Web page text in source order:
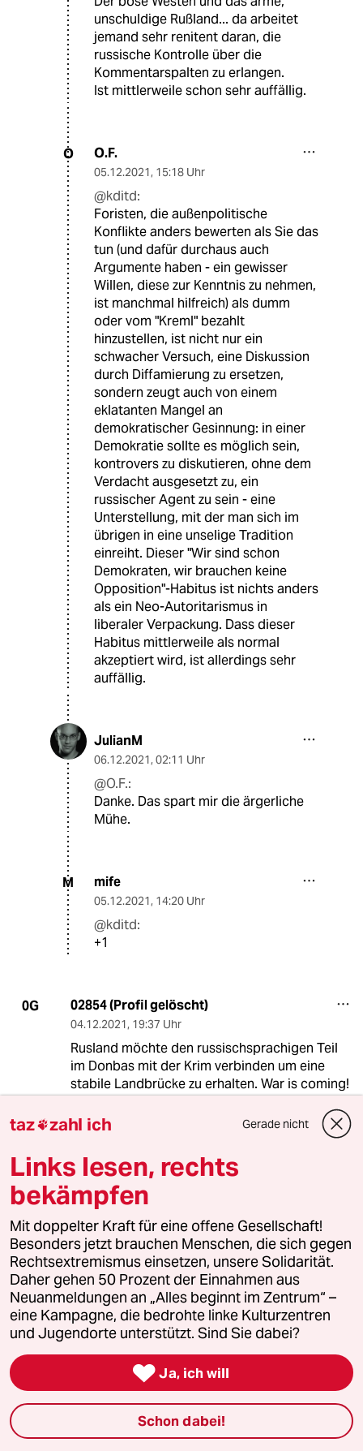
unschuldige Rußland... da arbeitet
jemand sehr renitent daran, die
russische Kontrolle über die
Kommentarspalten zu erlangen.
Ist mittlerweile schon sehr auffällig.
O O.F.
05.12.2021, 15:18 Uhr
@kditd:
Foristen, die außenpolitische
Konflikte anders bewerten als Sie das
tun (und dafür durchaus auch
Argumente haben - ein gewisser
Willen, diese zur Kenntnis zu nehmen,
ist manchmal hilfreich) als dumm
oder vom "Kreml" bezahlt
hinzustellen, ist nicht nur ein
schwacher Versuch, eine Diskussion
durch Diffamierung zu ersetzen,
sondern zeugt auch von einem
eklatanten Mangel an
demokratischer Gesinnung: in einer
Demokratie sollte es möglich sein,
kontrovers zu diskutieren, ohne dem
Verdacht ausgesetzt zu, ein
russischer Agent zu sein - eine
Unterstellung, mit der man sich im
übrigen in eine unselige Tradition
einreiht. Dieser "Wir sind schon
Demokraten, wir brauchen keine
Opposition"-Habitus ist nichts anders
als ein Neo-Autoritarismus in
liberaler Verpackung. Dass dieser
Habitus mittlerweile als normal
akzeptiert wird, ist allerdings sehr
auffällig.
JulianM
06.12.2021, 02:11 Uhr
@O.F.:
Danke. Das spart mir die ärgerliche
Mühe.
M mife
05.12.2021, 14:20 Uhr
@kditd:
+1
0G 02854 (Profil gelöscht)
04.12.2021, 19:37 Uhr
Rusland möchte den russischsprachigen Teil
im Donbas mit der Krim verbinden um eine
stabile Landbrücke zu erhalten. War is coming!
warum_denkt_keiner_nach?
05.12.2021, 10:39 Uhr
@02854 (Profil gelöscht):
Dazu müsste die ganze Ukraine
östlich des Dnepr erobert werden.
Das lohnt sich nicht. Dann doch
lieber gleich das ganze Land.
Unwahrscheinlich, dass Putin halbe
Sachen macht.
PS: Zur Krim gibt es längst eine
Brücke.
meistkommentiert
Krise der Demokratie
taz zahl ich Gerade nicht
Links lesen, rechts
bekämpfen
Mit doppelter Kraft für eine offene Gesellschaft!
Besonders jetzt brauchen Menschen, die sich gegen
Rechtsextremismus einsetzen, unsere Solidarität.
Daher gehen 50 Prozent der Einnahmen aus
Neuanmeldungen an „Alles beginnt im Zentrum“ –
eine Kampagne, die bedrohte linke Kulturzentren
und Jugendorte unterstützt. Sind Sie dabei?
 Ja, ich will
Schon dabei!